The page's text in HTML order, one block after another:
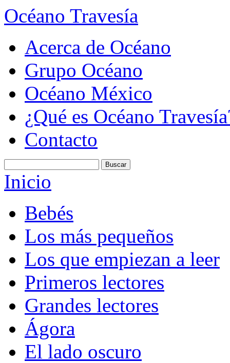
Océano Travesía
Acerca de Océano
Grupo Océano
Océano México
¿Qué es Océano
Contacto
Inicio
Bebés
Los más pequeños
Los que empiezan a leer
Primeros lectores
Grandes lectores
Ágora
El lado oscuro